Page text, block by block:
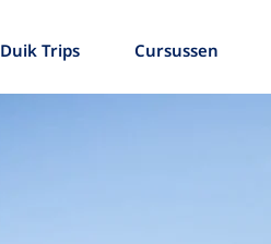
Duik Trips Cursussen